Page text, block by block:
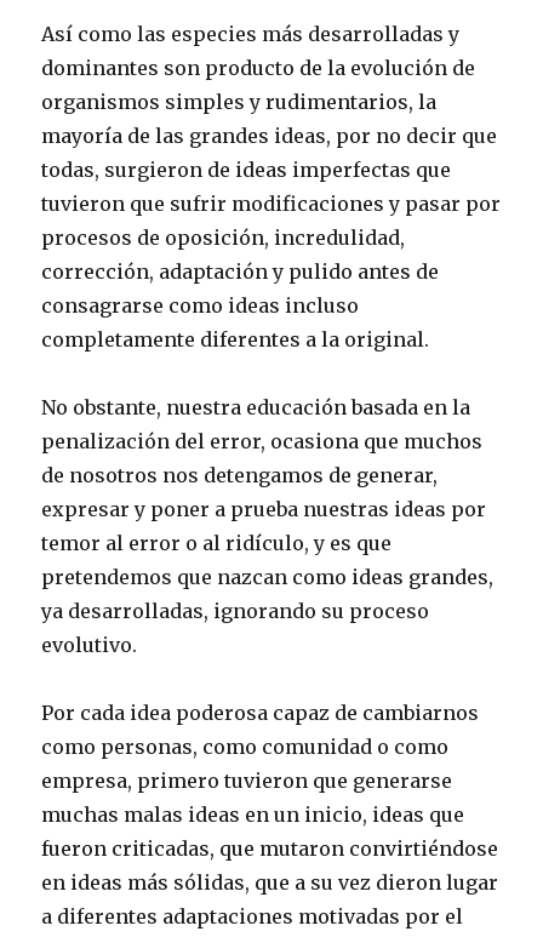
Así como las especies más desarrolladas y
dominantes son producto de la evolución de
organismos simples y rudimentarios, la
mayoría de las grandes ideas, por no decir que
todas, surgieron de ideas imperfectas que
tuvieron que sufrir modificaciones y pasar por
procesos de oposición, incredulidad,
corrección, adaptación y pulido antes de
consagrarse como ideas incluso
completamente diferentes a la original.
No obstante, nuestra educación basada en la
penalización del error, ocasiona que muchos
de nosotros nos detengamos de generar,
expresar y poner a prueba nuestras ideas por
temor al error o al ridículo, y es que
pretendemos que nazcan como ideas grandes,
ya desarrolladas, ignorando su proceso
evolutivo.
Por cada idea poderosa capaz de cambiarnos
como personas, como comunidad o como
empresa, primero tuvieron que generarse
muchas malas ideas en un inicio, ideas que
fueron criticadas, que mutaron convirtiéndose
en ideas más sólidas, que a su vez dieron lugar
a diferentes adaptaciones motivadas por el